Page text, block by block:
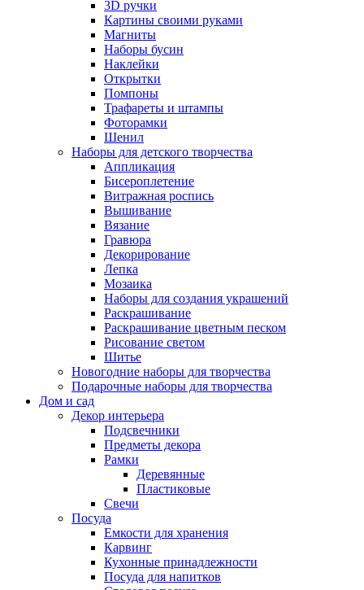
3D ручки
Картины своими руками
Магниты
Наборы бусин
Наклейки
Открытки
Помпоны
Трафареты и штампы
Фоторамки
Шенил
Наборы для детского творчества
Аппликация
Бисероплетение
Витражная роспись
Вышивание
Вязание
Гравюра
Декорирование
Лепка
Мозаика
Наборы для создания украшений
Раскрашивание
Раскрашивание цветным песком
Рисование светом
Шитье
Новогодние наборы для творчества
Подарочные наборы для творчества
Дом и сад
Декор интерьера
Подсвечники
Предметы декора
Рамки
Деревянные
Пластиковые
Свечи
Посуда
Емкости для хранения
Карвинг
Кухонные принадлежности
Посуда для напитков